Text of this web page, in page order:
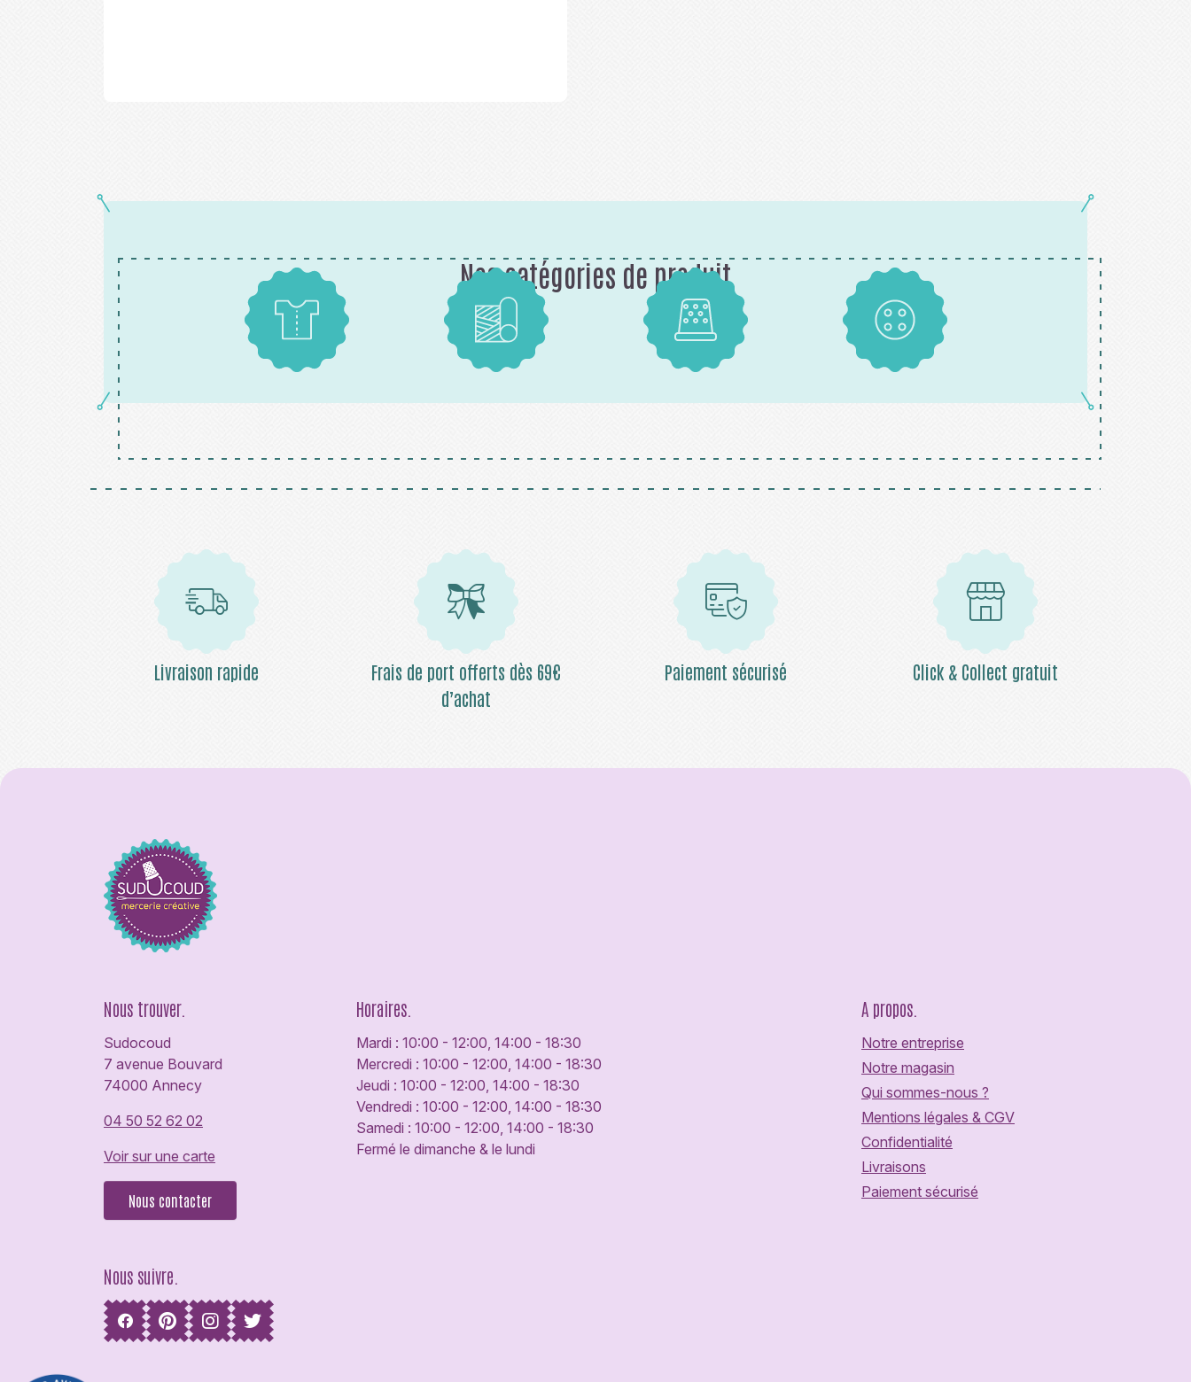
Nos catégories de produit
Patrons Tissus Mercerie Boutons
Livraison rapide
Frais de port offerts dès 69€
d’achat
Paiement sécurisé Click & Collect gratuit
Nous trouver.
Sudocoud
7 avenue Bouvard
74000 Annecy
04 50 52 62 02
Voir sur une carte
Nous contacter
Nous suivre.
Horaires.
Mardi : 10:00 - 12:00, 14:00 - 18:30
Mercredi : 10:00 - 12:00, 14:00 - 18:30
Jeudi : 10:00 - 12:00, 14:00 - 18:30
Vendredi : 10:00 - 12:00, 14:00 - 18:30
Samedi : 10:00 - 12:00, 14:00 - 18:30
Fermé le dimanche & le lundi
A propos.
Notre entreprise
Notre magasin
Qui sommes-nous ?
Mentions légales & CGV
Confidentialité
Livraisons
Paiement sécurisé